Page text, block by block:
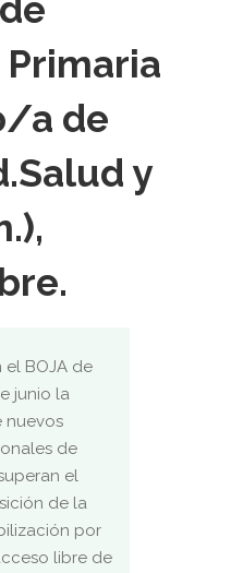
a de
y
BOJA de
junio la
nuevos
de
el
de la
por
libre de